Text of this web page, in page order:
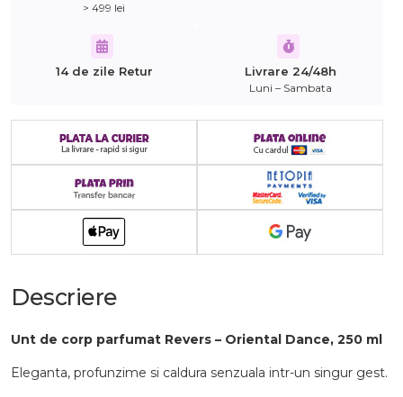
> 499 lei
14 de zile Retur Livrare 24/48h
Luni – Sambata
Descriere
Unt de corp parfumat Revers – Oriental Dance, 250 ml
Eleganta, profunzime si caldura senzuala intr-un singur gest.